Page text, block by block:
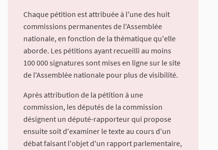
Chaque pétition est attribuée à l'une des huit
commissions permanentes de l'Assemblée
nationale, en fonction de la thématique qu'elle
aborde. Les pétitions ayant recueilli au moins
100 000 signatures sont mises en ligne sur le site
de l'Assemblée nationale pour plus de visibilité.
Après attribution de la pétition à une
commission, les députés de la commission
désignent un député-rapporteur qui propose
ensuite soit d'examiner le texte au cours d'un
débat faisant l'objet d'un rapport parlementaire,